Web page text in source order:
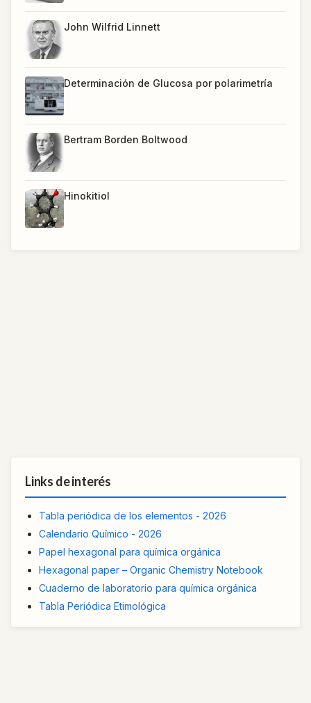
John Wilfrid Linnett
Determinación de Glucosa por polarimetría
Bertram Borden Boltwood
Hinokitiol
Links de interés
Tabla periódica de los elementos - 2026
Calendario Químico - 2026
Papel hexagonal para química orgánica
Hexagonal paper – Organic Chemistry Notebook
Cuaderno de laboratorio para química orgánica
Tabla Periódica Etimológica